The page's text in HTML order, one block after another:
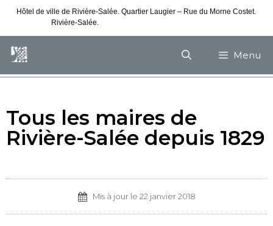
Hôtel de ville de Rivière-Salée. Quartier Laugier – Rue du Morne Costet.
Rivière-Salée.
Menu
Tous les maires de
Rivière-Salée depuis 1829
Mis à jour le 22 janvier 2018